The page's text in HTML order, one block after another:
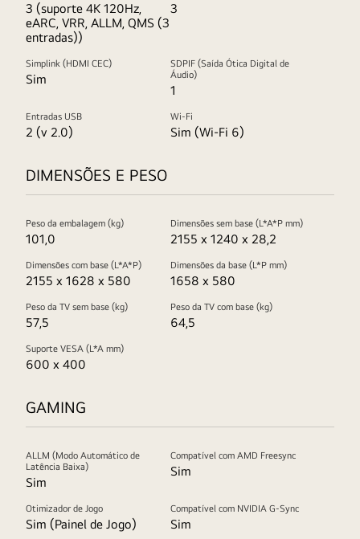
3 (suporte 4K 120Hz,
eARC, VRR, ALLM, QMS (3
entradas))
3
Simplink (HDMI CEC)
Sim
SDPIF (Saída Ótica Digital de
Áudio)
1
Entradas USB
2 (v 2.0)
Wi-Fi
Sim (Wi-Fi 6)
DIMENSÕES E PESO
Peso da embalagem (kg)
101,0
Dimensões sem base (L*A*P mm)
2155 x 1240 x 28,2
Dimensões com base (L*A*P)
2155 x 1628 x 580
Dimensões da base (L*P mm)
1658 x 580
Peso da TV sem base (kg)
57,5
Peso da TV com base (kg)
64,5
Suporte VESA (L*A mm)
600 x 400
GAMING
ALLM (Modo Automático de
Latência Baixa)
Sim
Compatível com AMD Freesync
Sim
Otimizador de Jogo
Sim (Painel de Jogo)
Compatível com NVIDIA G-Sync
Sim